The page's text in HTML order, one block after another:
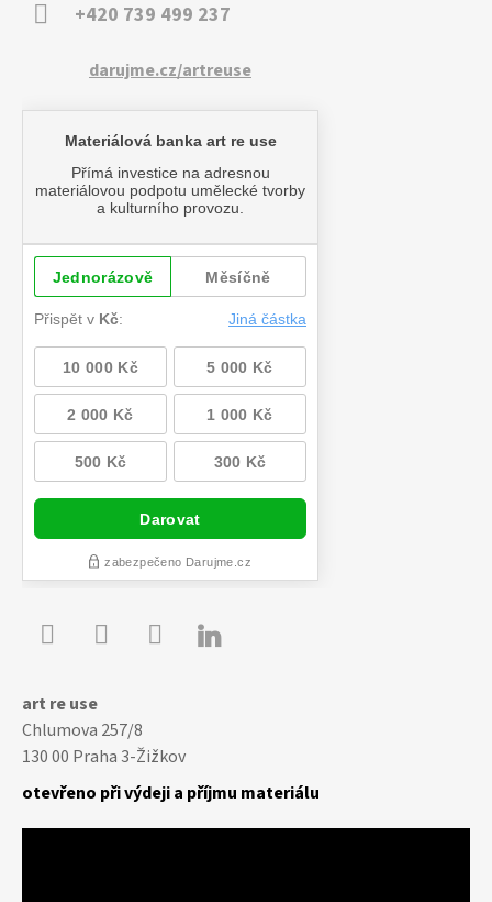
+420 739 499 237
darujme.cz/artreuse

art re use
Chlumova 257/8
130 00 Praha 3-Žižkov
otevřeno při výdeji a příjmu materiálu